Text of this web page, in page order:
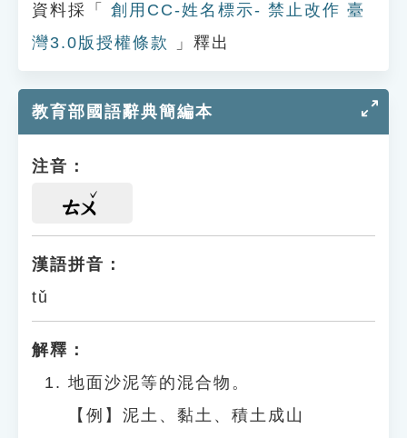
資料採「
創用CC-姓名標示- 禁止改作 臺
灣3.0版授權條款
」釋出
教育部國語辭典簡編本
注音：
ㄊㄨ
漢語拼音：
tǔ
解釋：
地面沙泥等的混合物。
【例】泥土、黏土、積土成山